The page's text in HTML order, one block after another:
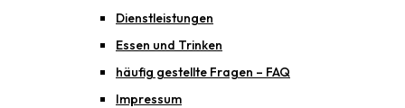
Dienstleistungen
Essen und Trinken
häufig gestellte Fragen – FAQ
Impressum